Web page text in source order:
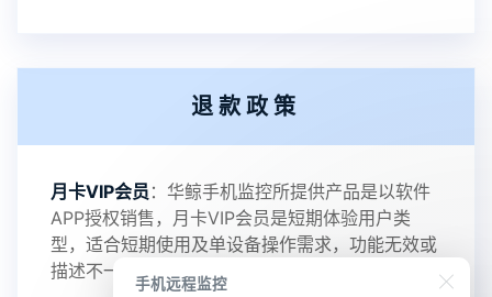
退款政策
月卡VIP会员 ：华鲸手机监控所提供产品是以软件
APP授权销售，月卡VIP会员是短期体验用户类
型，适合短期使用及单设备操作需求，功能无效或
描述不一致支持全额退款。
手机远程监控